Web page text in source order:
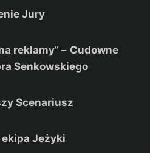
Jury
reklamy” – Cudowne
Senkowskiego
Scenariusz
ekipa Jeżyki